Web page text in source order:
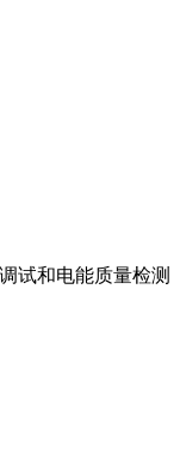
试和电能质量检测